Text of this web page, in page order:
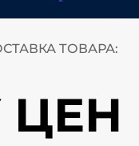
ТОВАРА:
ЦЕН